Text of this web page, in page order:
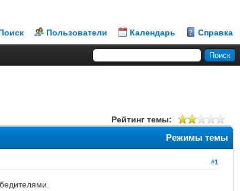
Пользователи Календарь Справка
Рейтинг темы:
Режимы темы
#1